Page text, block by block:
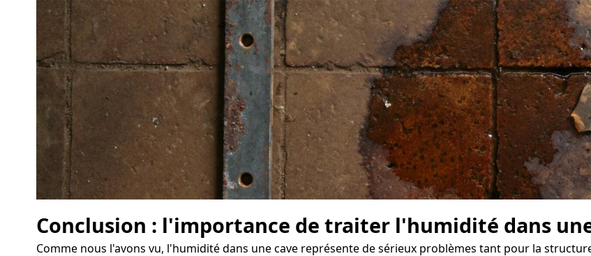
Conclusion : l'importance de traiter l'humidité dans
Comme nous l'avons vu, l'humidité dans une cave représente de sérieux problèmes tant pour la